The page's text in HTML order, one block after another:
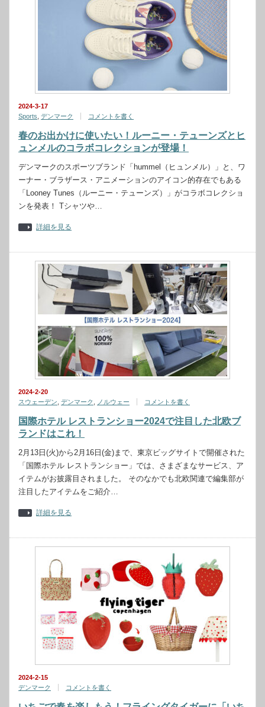
2024-3-17
Sports デンマーク コメントを書く
春のお出かけに使いたい！ルーニー・テューンズとヒ
ュンメルのコラボコレクションが登場！
デンマークのスポーツブランド「hummel（ヒュンメル）」と、ワ
ーナー・ブラザース・アニメーションのアイコン的存在でもある
「Looney Tunes（ルーニー・テューンズ）」がコラボコレクショ
ンを発表！ Tシャツや…
詳細を見る
2024-2-20
スウェーデン デンマーク ノルウェー コメントを書く
国際ホテル レストランショー2024で注目した北欧ブ
ランドはこれ！
2月13日(火)から2月16日(金)まで、東京ビッグサイトで開催された
「国際ホテル レストランショー」では、さまざまなサービス、ア
イテムがお披露目されました。 そのなかでも北欧関連で編集部が
注目したアイテムをご紹介…
詳細を見る
2024-2-15
デンマーク
コメントを書く